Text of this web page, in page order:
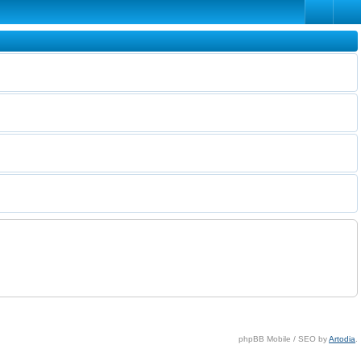
phpBB Mobile / SEO byArtodia